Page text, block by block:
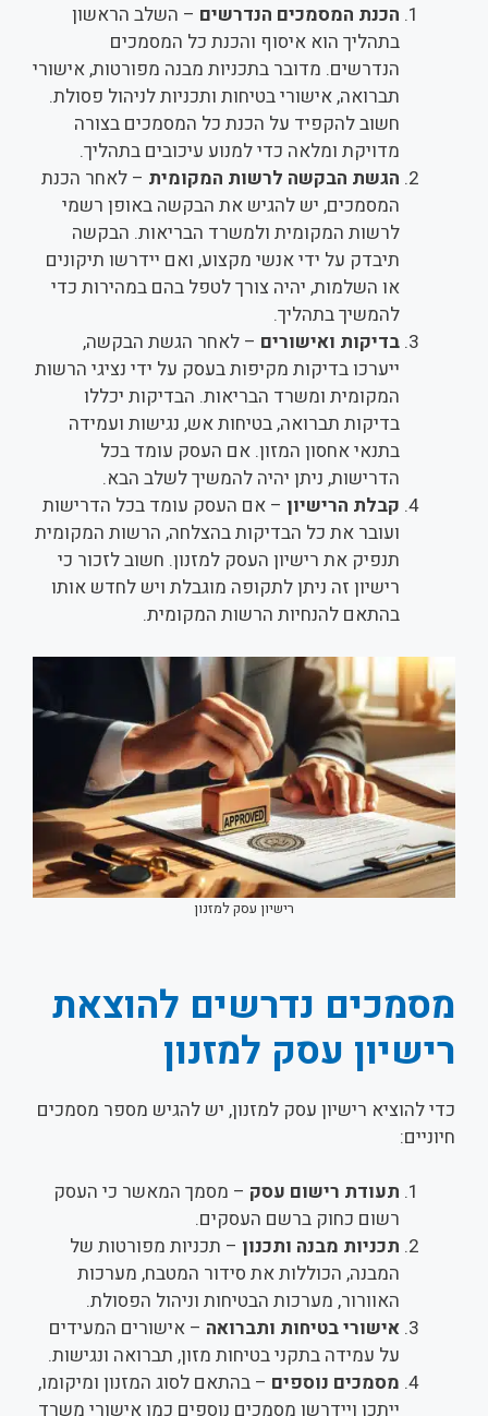
הכנת המסמכים הנדרשים – השלב הראשון
בתהליך הוא איסוף והכנת כל המסמכים
הנדרשים. מדובר בתכניות מבנה מפורטות, אישורי
תברואה, אישורי בטיחות ותכניות לניהול פסולת.
חשוב להקפיד על הכנת כל המסמכים בצורה
מדויקת ומלאה כדי למנוע עיכובים בתהליך.
הגשת הבקשה לרשות המקומית – לאחר הכנת
המסמכים, יש להגיש את הבקשה באופן רשמי
לרשות המקומית ולמשרד הבריאות. הבקשה
תיבדק על ידי אנשי מקצוע, ואם יידרשו תיקונים
או השלמות, יהיה צורך לטפל בהם במהירות כדי
להמשיך בתהליך.
בדיקות ואישורים – לאחר הגשת הבקשה,
ייערכו בדיקות מקיפות בעסק על ידי נציגי הרשות
המקומית ומשרד הבריאות. הבדיקות יכללו
בדיקות תברואה, בטיחות אש, נגישות ועמידה
בתנאי אחסון המזון. אם העסק עומד בכל
הדרישות, ניתן יהיה להמשיך לשלב הבא.
קבלת הרישיון – אם העסק עומד בכל הדרישות
ועובר את כל הבדיקות בהצלחה, הרשות המקומית
תנפיק את רישיון העסק למזנון. חשוב לזכור כי
רישיון זה ניתן לתקופה מוגבלת ויש לחדש אותו
בהתאם להנחיות הרשות המקומית.
רישיון עסק למזנון
מסמכים נדרשים להוצאת
רישיון עסק למזנון
כדי להוציא רישיון עסק למזנון, יש להגיש מספר מסמכים
חיוניים:
תעודת רישום עסק – מסמך המאשר כי העסק
רשום כחוק ברשם העסקים.
תכניות מבנה ותכנון – תכניות מפורטות של
המבנה, הכוללות את סידור המטבח, מערכות
האוורור, מערכות הבטיחות וניהול הפסולת.
אישורי בטיחות ותברואה – אישורים המעידים
על עמידה בתקני בטיחות מזון, תברואה ונגישות.
מסמכים נוספים – בהתאם לסוג המזנון ומיקומו,
ייתכן ויידרשו מסמכים נוספים כמו אישורי משרד